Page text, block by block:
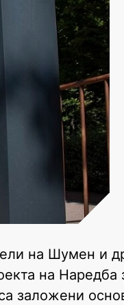
на Шумен и
на Наредба
заложени